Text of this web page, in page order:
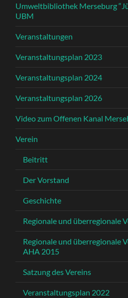
Umweltbibliothek Merseburg
UBM
Veranstaltungen
Veranstaltungsplan 2023
Veranstaltungsplan 2024
Veranstaltungsplan 2026
Video zum Offenen Kanal
Verein
Beitritt
Der Vorstand
Geschichte
Regionale und überregionale
Regionale und überregionale
AHA 2015
Satzung des Vereins
Veranstaltungsplan 2022